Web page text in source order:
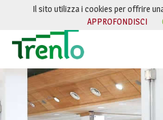
Salta al contenuto
Il sito utilizza i cookies per offrire
APPROFONDISCI